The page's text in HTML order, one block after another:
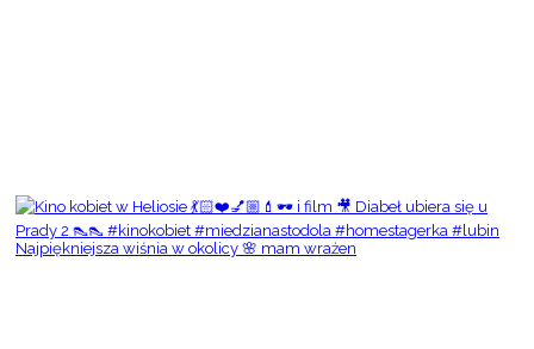
Najpiękniejsza wiśnia w okolicy 🌸 mam wrażen